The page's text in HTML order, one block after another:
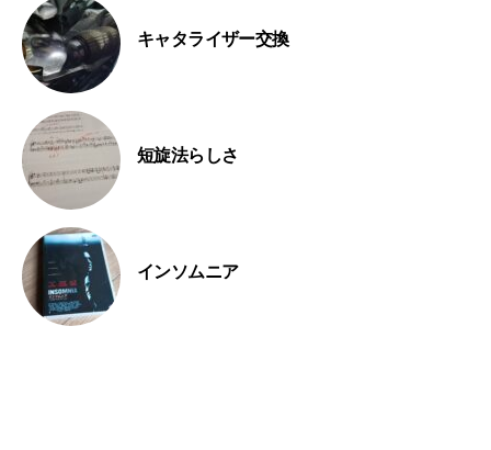
キャタライザー交換
短旋法らしさ
インソムニア